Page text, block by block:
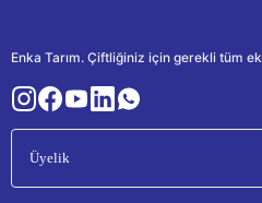
Enka Tarım. Çiftliğiniz için gerekli tüm
Üyelik